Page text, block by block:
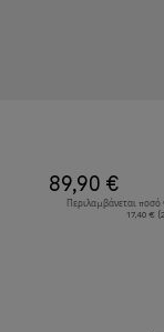
89,90 €
Περιλαμβάνεται
17,40 €